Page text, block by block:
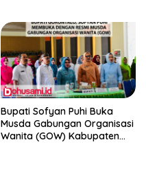
Bupati Sofyan Puhi Buka
Musda Gabungan Organisasi
Wanita (GOW) Kabupaten